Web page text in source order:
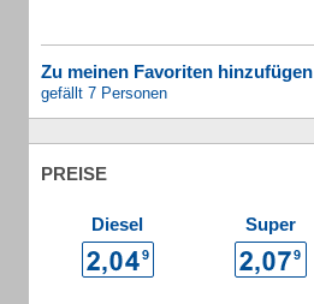
Zu meinen Favoriten hinzufügen
gefällt 7 Personen
PREISE
Diesel Super